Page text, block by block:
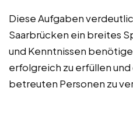
Diese Aufgaben
Saarbrücken ein breites
und Kenntnissen
erfolgreich zu erfüllen
betreuten Personen zu